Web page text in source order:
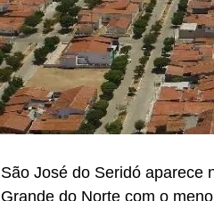
São José do Seridó aparece
Grande do Norte com o